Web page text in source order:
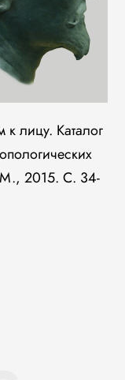
лицу. Каталог
2015. С. 34-